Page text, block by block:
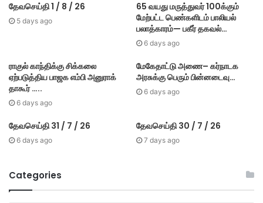
தேவசெய்தி 1 / 8 / 26
5 days ago
65 வயது மருத்துவர் 100க்கும்
மேற்பட்ட பெண்களிடம் பாலியல்
பலாத்காரம்— பகீர் தகவல்…
6 days ago
ராகுல் காந்திக்கு சிக்கலை
ஏற்படுத்திய பாஜக எம்பி அனுராக்
தாகூர் …..
6 days ago
மேகே​தாட்டு அணை– கர்​நாடக
அரசுக்கு பெரும் பின்​னடைவு…
6 days ago
தேவசெய்தி 31 / 7 / 26
6 days ago
தேவசெய்தி 30 / 7 / 26
7 days ago
Categories